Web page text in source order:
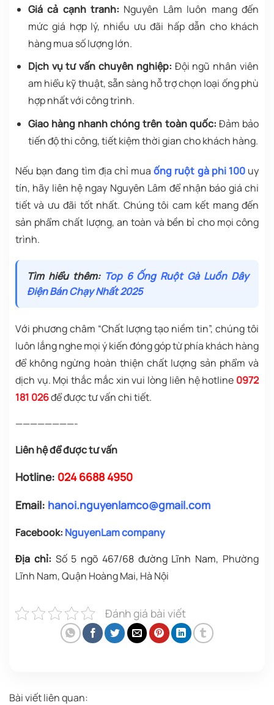
Giá cả cạnh tranh: Nguyên Lâm luôn mang đến
mức giá hợp lý, nhiều ưu đãi hấp dẫn cho khách
hàng mua số lượng lớn.
Dịch vụ tư vấn chuyên nghiệp: Đội ngũ nhân viên
am hiểu kỹ thuật, sẵn sàng hỗ trợ chọn loại ống phù
hợp nhất với công trình.
Giao hàng nhanh chóng trên toàn quốc: Đảm bảo
tiến độ thi công, tiết kiệm thời gian cho khách hàng.
Nếu bạn đang tìm địa chỉ muaống ruột gà phi 100 uy
tín, hãy liên hệ ngay Nguyên Lâm để nhận báo giá chi
tiết và ưu đãi tốt nhất. Chúng tôi cam kết mang đến
sản phẩm chất lượng, an toàn và bền bỉ cho mọi công
trình.
Tìm hiểu thêm: Top 6 Ống Ruột Gà Luồn Dây
Điện Bán Chạy Nhất 2025
Với phương châm “Chất lượng tạo niềm tin”, chúng tôi
luôn lắng nghe mọi ý kiến đóng góp từ phía khách hàng
để không ngừng hoàn thiện chất lượng sản phẩm và
dịch vụ. Mọi thắc mắc xin vui lòng liên hệ hotline 0972
181 026để được tư vấn chi tiết.
————————-
Liên hệ để được tư vấn
Hotline: 024 6688 4950
Email: hanoi.nguyenlamco@gmail.com
Facebook: NguyenLam company
Địa chỉ: Số 5 ngõ 467/68 đường Lĩnh Nam, Phường
Lĩnh Nam, Quận Hoàng Mai, Hà Nội
Đánh giá bài viết
Bài viết liên quan: